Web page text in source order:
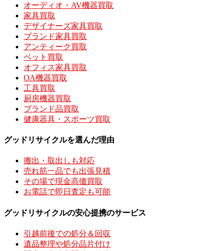
オーディオ・AV機器買取
家具買取
デザイナーズ家具買取
ブランド家具買取
アンティーク買取
ベット買取
オフィス家具買取
OA機器買取
工具買取
厨房機器買取
ブランド品買取
健康器具・スポーツ買取
グッドリサイクルを選んだ理由
搬出・取出しも対応
売れ筋一品でも出張見積
その場で現金高価買取
お電話で即日査定も可能
グッドリサイクルの安心提携のサービス
引越前後での処分＆回収
遺品整理や処分品片付け